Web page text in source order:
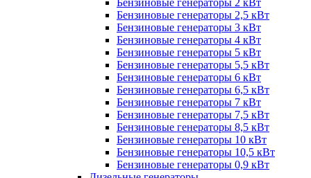
Бензиновые генераторы 2 кВт
Бензиновые генераторы 2,5 кВт
Бензиновые генераторы 3 кВт
Бензиновые генераторы 4 кВт
Бензиновые генераторы 5 кВт
Бензиновые генераторы 5,5 кВт
Бензиновые генераторы 6 кВт
Бензиновые генераторы 6,5 кВт
Бензиновые генераторы 7 кВт
Бензиновые генераторы 7,5 кВт
Бензиновые генераторы 8,5 кВт
Бензиновые генераторы 10 кВт
Бензиновые генераторы 10,5 кВт
Бензиновые генераторы 0,9 кВт